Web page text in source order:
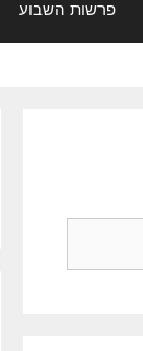
פרשות השבוע